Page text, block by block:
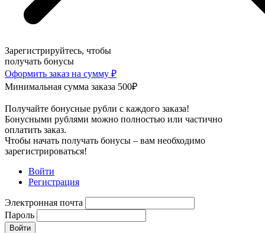
Зарегистрируйтесь, чтобы
получать бонусы
Оформить заказ на сумму ₽
Минимальная сумма заказа 500₽
Получайте бонусные рубли с каждого заказа!
Бонусными рублями можно полностью или частично
оплатить заказ.
Чтобы начать получать бонусы – вам необходимо
зарегистрироваться!
Войти
Регистрация
Электронная почта
Пароль
Войти